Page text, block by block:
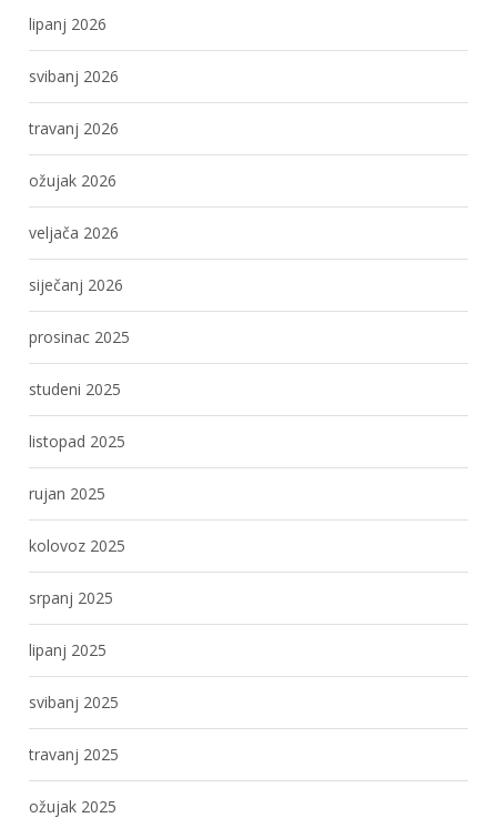
lipanj 2026
svibanj 2026
travanj 2026
ožujak 2026
veljača 2026
siječanj 2026
prosinac 2025
studeni 2025
listopad 2025
rujan 2025
kolovoz 2025
srpanj 2025
lipanj 2025
svibanj 2025
travanj 2025
ožujak 2025